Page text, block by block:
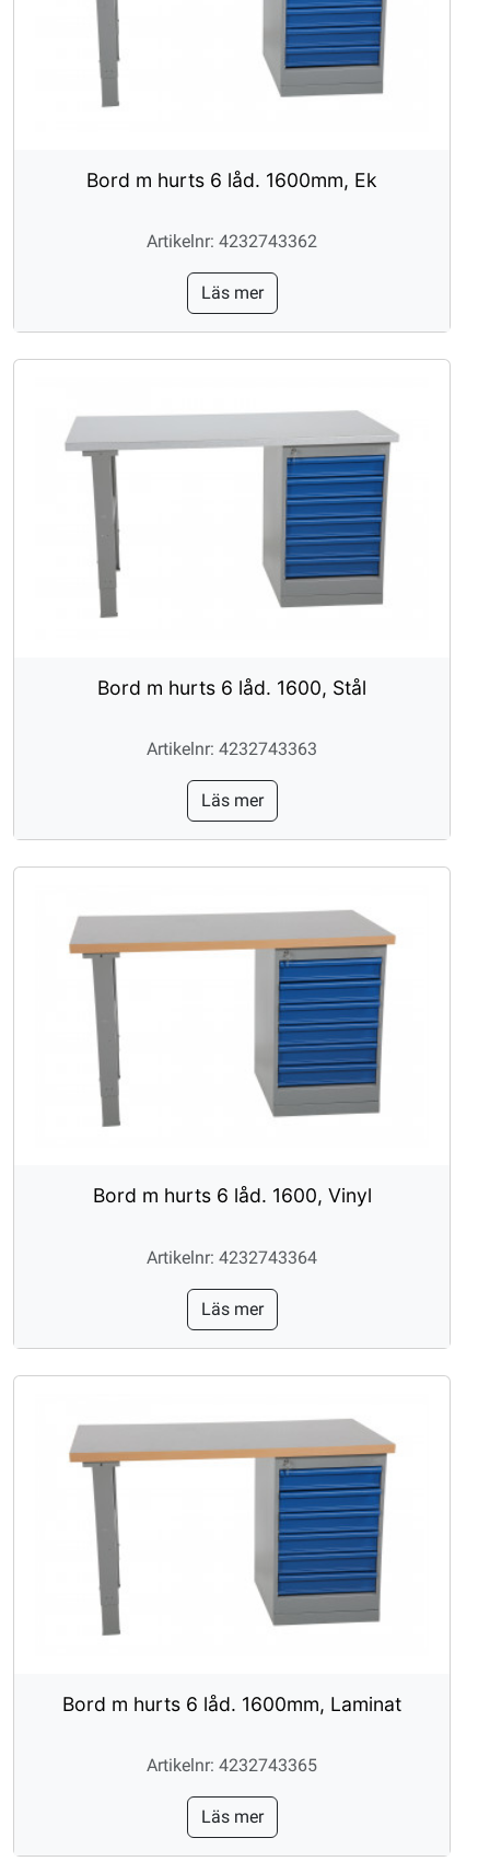
Bord m hurts 6 låd. 1600mm, Ek
Artikelnr: 4232743362
Läs mer
Bord m hurts 6 låd. 1600, Stål
Artikelnr: 4232743363
Läs mer
Bord m hurts 6 låd. 1600, Vinyl
Artikelnr: 4232743364
Läs mer
Bord m hurts 6 låd. 1600mm, Laminat
Artikelnr: 4232743365
Läs mer